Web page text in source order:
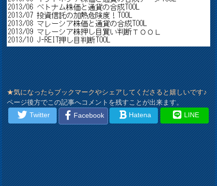
★気になったらブックマークやシェアしてくださると嬉しいです♪
ページ後方でこの記事へコメントを残すことが出来ます。
Twitter
Facebook Hatena LINE